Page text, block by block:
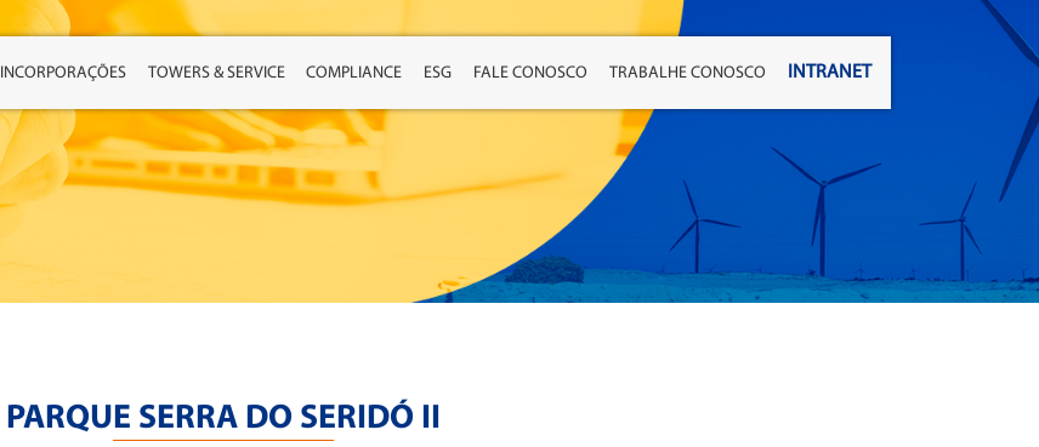
INCORPORAÇÕES TOWERS & SERVICE COMPLIANCE ESG FALE CONOSCO TRABALHE CONOSCO INTRANET
PARQUE SERRA DO SERIDÓ II